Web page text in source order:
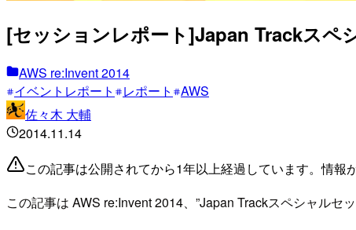
[セッションレポート]Japan Trackス
AWS re:Invent 2014
イベントレポート
レポート
AWS
佐々木 大輔
2014.11.14
この記事は公開されてから1年以上経過しています。情報
この記事は AWS re:Invent 2014、”Japan Trackスペシャルセ